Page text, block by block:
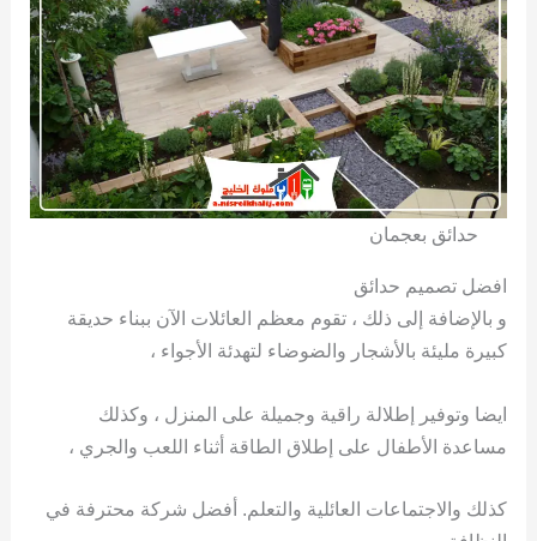
حدائق بعجمان
افضل تصميم حدائق
و بالإضافة إلى ذلك ، تقوم معظم العائلات الآن ببناء حديقة
كبيرة مليئة بالأشجار والضوضاء لتهدئة الأجواء ،
ايضا وتوفير إطلالة راقية وجميلة على المنزل ، وكذلك
مساعدة الأطفال على إطلاق الطاقة أثناء اللعب والجري ،
كذلك والاجتماعات العائلية والتعلم. أفضل شركة محترفة في